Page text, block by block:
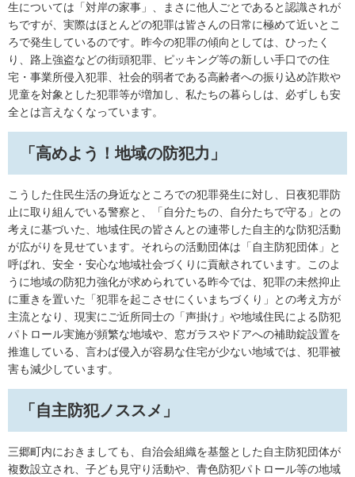
生については「対岸の家事」、まさに他人ごとであると認識されが
ちですが、実際はほとんどの犯罪は皆さんの日常に極めて近いとこ
ろで発生しているのです。昨今の犯罪の傾向としては、ひったく
り、路上強盗などの街頭犯罪、ピッキング等の新しい手口での住
宅・事業所侵入犯罪、社会的弱者である高齢者への振り込め詐欺や
児童を対象とした犯罪等が増加し、私たちの暮らしは、必ずしも安
全とは言えなくなっています。
「高めよう！地域の防犯力」
こうした住民生活の身近なところでの犯罪発生に対し、日夜犯罪防
止に取り組んでいる警察と、「自分たちの、自分たちで守る」との
考えに基づいた、地域住民の皆さんとの連帯した自主的な防犯活動
が広がりを見せています。それらの活動団体は「自主防犯団体」と
呼ばれ、安全・安心な地域社会づくりに貢献されています。このよ
うに地域の防犯力強化が求められている昨今では、犯罪の未然抑止
に重きを置いた「犯罪を起こさせにくいまちづくり」との考え方が
主流となり、現実にご近所同士の「声掛け」や地域住民による防犯
パトロール実施が頻繁な地域や、窓ガラスやドアへの補助錠設置を
推進している、言わば侵入が容易な住宅が少ない地域では、犯罪被
害も減少しています。
「自主防犯ノススメ」
三郷町内におきましても、自治会組織を基盤とした自主防犯団体が
複数設立され、子ども見守り活動や、青色防犯パトロール等の地域